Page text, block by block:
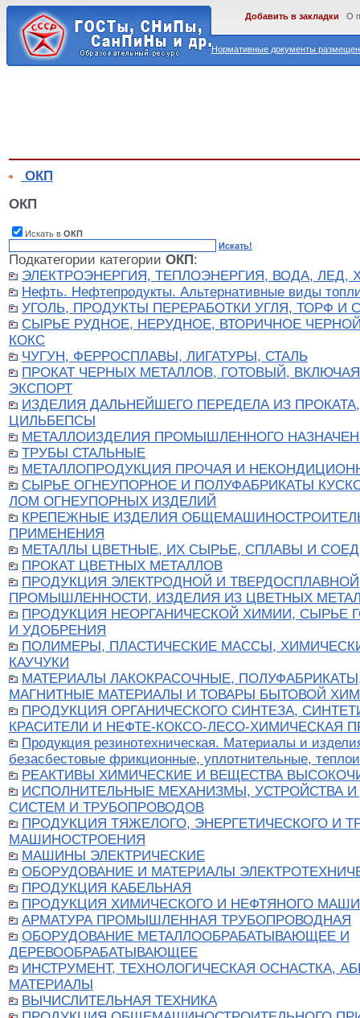
Нормативные документы
Добавить в закладки О
ОКП
ОКП
Искать в ОКП
Искать!
Подкатегории категории ОКП :
ЭЛЕКТРОЭНЕРГИЯ, ТЕПЛОЭНЕРГИЯ, ВОДА, ЛЕД,
Нефть. Нефтепродукты. Альтернативные виды
УГОЛЬ, ПРОДУКТЫ ПЕРЕРАБОТКИ УГЛЯ, ТОРФ И
СЫРЬЕ РУДНОЕ, НЕРУДНОЕ, ВТОРИЧНОЕ
КОКС
ЧУГУН, ФЕРРОСПЛАВЫ, ЛИГАТУРЫ, СТАЛЬ
ПРОКАТ ЧЕРНЫХ МЕТАЛЛОВ, ГОТОВЫЙ,
ЭКСПОРТ
ИЗДЕЛИЯ ДАЛЬНЕЙШЕГО ПЕРЕДЕЛА ИЗ
ЦИЛЬБЕПСЫ
МЕТАЛЛОИЗДЕЛИЯ ПРОМЫШЛЕННОГО
ТРУБЫ СТАЛЬНЫЕ
МЕТАЛЛОПРОДУКЦИЯ ПРОЧАЯ И
СЫРЬЕ ОГНЕУПОРНОЕ И ПОЛУФАБРИКАТЫ
ЛОМ ОГНЕУПОРНЫХ ИЗДЕЛИЙ
КРЕПЕЖНЫЕ ИЗДЕЛИЯ
ПРИМЕНЕНИЯ
МЕТАЛЛЫ ЦВЕТНЫЕ, ИХ СЫРЬЕ, СПЛАВЫ И
ПРОКАТ ЦВЕТНЫХ МЕТАЛЛОВ
ПРОДУКЦИЯ ЭЛЕКТРОДНОЙ И ТВЕРДОСПЛАВНОЙ
ПРОМЫШЛЕННОСТИ, ИЗДЕЛИЯ ИЗ ЦВЕТНЫХ
ПРОДУКЦИЯ НЕОРГАНИЧЕСКОЙ ХИМИИ, СЫРЬЕ
И УДОБРЕНИЯ
ПОЛИМЕРЫ, ПЛАСТИЧЕСКИЕ МАССЫ,
КАУЧУКИ
МАТЕРИАЛЫ ЛАКОКРАСОЧНЫЕ,
МАГНИТНЫЕ МАТЕРИАЛЫ И ТОВАРЫ БЫТОВОЙ
ПРОДУКЦИЯ ОРГАНИЧЕСКОГО СИНТЕЗА,
КРАСИТЕЛИ И НЕФТЕ-КОКСО-ЛЕСО-ХИМИЧЕСКАЯ
Продукция резинотехническая. Материалы и
безасбестовые фрикционные, уплотнительные,
РЕАКТИВЫ ХИМИЧЕСКИЕ И ВЕЩЕСТВА
ИСПОЛНИТЕЛЬНЫЕ МЕХАНИЗМЫ, УСТРОЙСТВА
СИСТЕМ И ТРУБОПРОВОДОВ
ПРОДУКЦИЯ ТЯЖЕЛОГО, ЭНЕРГЕТИЧЕСКОГО И
МАШИНОСТРОЕНИЯ
МАШИНЫ ЭЛЕКТРИЧЕСКИЕ
ОБОРУДОВАНИЕ И МАТЕРИАЛЫ
ПРОДУКЦИЯ КАБЕЛЬНАЯ
ПРОДУКЦИЯ ХИМИЧЕСКОГО И НЕФТЯНОГО
АРМАТУРА ПРОМЫШЛЕННАЯ ТРУБОПРОВОДНАЯ
ОБОРУДОВАНИЕ МЕТАЛЛООБРАБАТЫВАЮЩЕЕ И
ДЕРЕВООБРАБАТЫВАЮЩЕЕ
ИНСТРУМЕНТ, ТЕХНОЛОГИЧЕСКАЯ ОСНАСТКА,
МАТЕРИАЛЫ
ВЫЧИСЛИТЕЛЬНАЯ ТЕХНИКА